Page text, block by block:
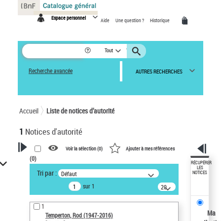
Espace personnel Aide Une question ? Historique
Tout
Recherche avancée AUTRES RECHERCHES
Accueil Liste de notices d’autorité
1 Notices d'autorité
VOTRE RECHERCHE
Recherche avancée dans les
notices d’autorité
Œuvres liées à l'auteur :
Temperton, Rod (1947-2016)
Voir la sélection (0) Ajouter à mes références
(0)
Tri par : Défaut
sur 1
20
résultats/page
1
Temperton, Rod (1947-2016)
RÉCUPÉRER
LES
NOTICES
Ma
Panneau de gestion des cookies